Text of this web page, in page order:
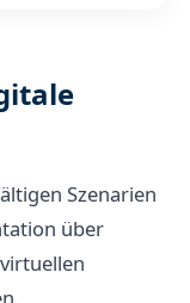
Szenarien
über